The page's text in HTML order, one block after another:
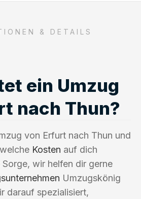
& DETAILS
ein Umzug
nach Thun?
von Erfurt nach Thun und
Kosten auf dich
Sorge, wir helfen dir gerne
Umzugskönig
darauf spezialisiert,